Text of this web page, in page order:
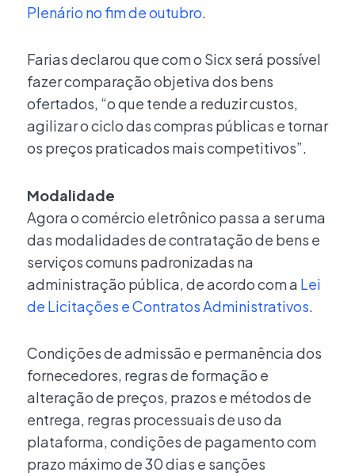
Plenário no fim de outubro.
Farias declarou que com o Sicx será possível
fazer comparação objetiva dos bens
ofertados, “o que tende a reduzir custos,
agilizar o ciclo das compras públicas e tornar
os preços praticados mais competitivos”.
Modalidade
Agora o comércio eletrônico passa a ser uma
das modalidades de contratação de bens e
serviços comuns padronizadas na
administração pública, de acordo com a Lei
de Licitações e Contratos Administrativos.
Condições de admissão e permanência dos
fornecedores, regras de formação e
alteração de preços, prazos e métodos de
entrega, regras processuais de uso da
plataforma, condições de pagamento com
prazo máximo de 30 dias e sanções